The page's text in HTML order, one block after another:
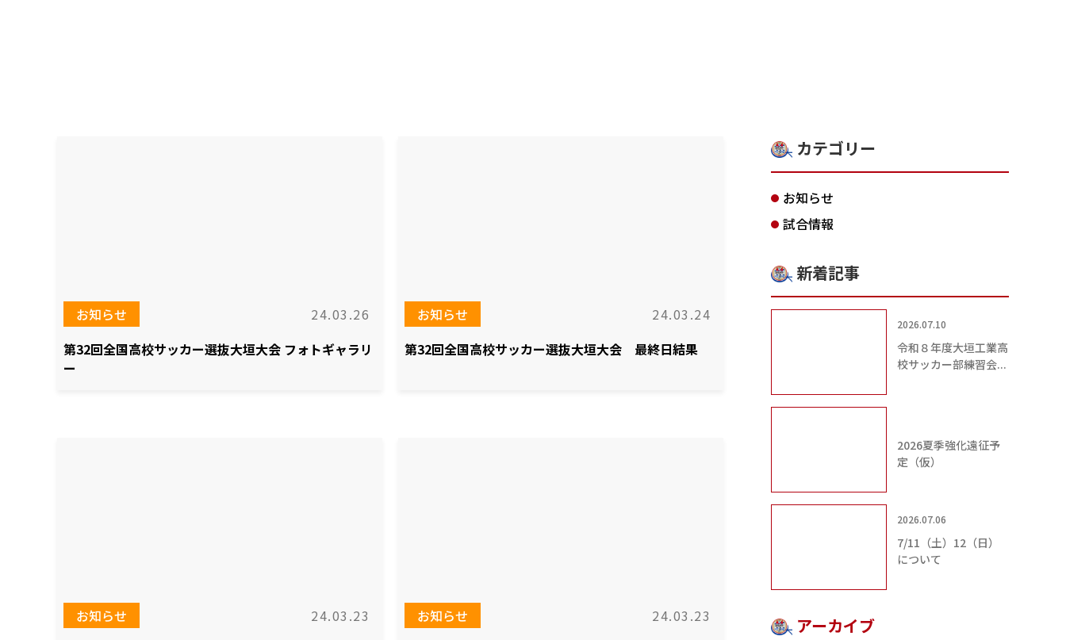
お知らせ
24.03.26
第32回全国高校サッカー選抜大垣大会 フォトギャラリ
ー
お知らせ
24.03.24
第32回全国高校サッカー選抜大垣大会 最終日結果
お知らせ
24.03.23
お知らせ
24.03.23
カテゴリー
お知らせ
試合情報
新着記事
2026.07.10
令和８年度大垣工業高
校サッカー部練習会...
2026夏季強化遠征予
定（仮）
2026.07.06
7/11（土）12（日）
について
アーカイブ